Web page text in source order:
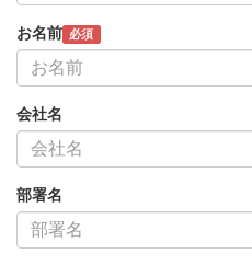
お名前 必須
会社名
部署名